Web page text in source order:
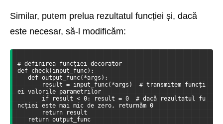
Similar, putem prelua rezultatul funcției și, dacă
este necesar, să-l modificăm:
# definirea funcției decorator
def check(input_func):
def output_func(*args):
result = input_func(*args)  # transmitem funcți
ei valorile parametrilor
if result < 0: result = 0  # dacă rezultatul fu
ncției este mai mic de zero, returnăm 0
return result
return output_func